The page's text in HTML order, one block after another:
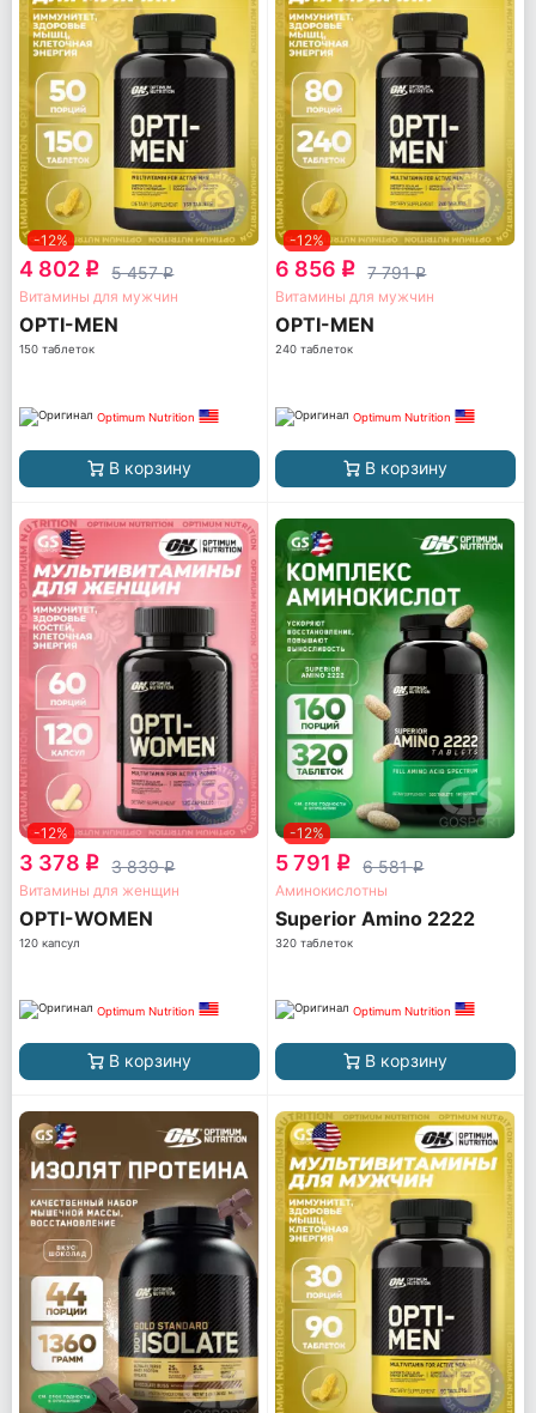
-12%
4 802 q 5 457q
Витамины для мужчин
OPTI-MEN
150 таблеток
Optimum Nutrition
В корзину
-12%
6 856 q 7 791q
Витамины для мужчин
OPTI-MEN
240 таблеток
Optimum Nutrition
В корзину
-12%
3 378 q 3 839q
Витамины для женщин
OPTI-WOMEN
120 капсул
Optimum Nutrition
В корзину
-12%
5 791 q 6 581q
Аминокислотны
Superior Amino 2222
320 таблеток
Optimum Nutrition
В корзину